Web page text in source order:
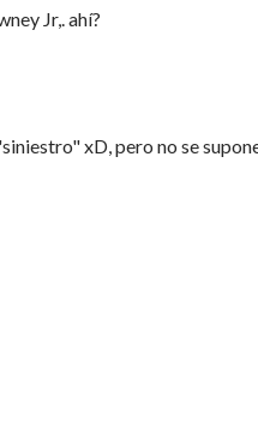
Jr,. ahí?
xD, pero no se